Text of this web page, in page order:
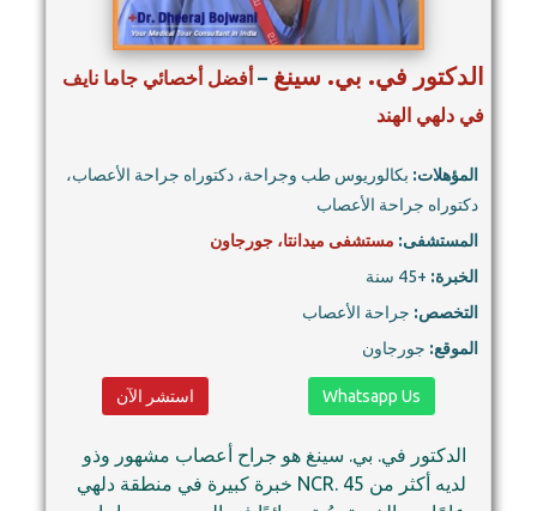
الدكتور في. بي. سينغ – أفضل أخصائي جاما نايف
في دلهي الهند
المؤهلات: بكالوريوس طب وجراحة، دكتوراه جراحة الأعصاب،
دكتوراه جراحة الأعصاب
المستشفى: مستشفى ميدانتا، جورجاون
الخبرة: +45 سنة
التخصص: جراحة الأعصاب
الموقع: جورجاون
استشر الآن Whatsapp Us
الدكتور في. بي. سينغ هو جراح أعصاب مشهور وذو
خبرة كبيرة في منطقة دلهي NCR. لديه أكثر من 45